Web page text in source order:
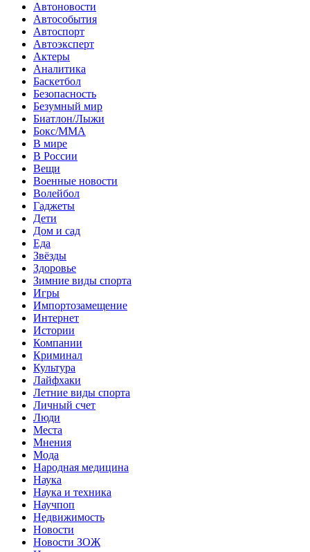
Автоновости
Автособытия
Автоспорт
Автоэксперт
Актеры
Аналитика
Баскетбол
Безопасность
Безумный мир
Биатлон/Лыжи
Бокс/MMA
В мире
В России
Вещи
Военные новости
Волейбол
Гаджеты
Дети
Дом и сад
Еда
Звёзды
Здоровье
Зимние виды спорта
Игры
Импортозамещение
Интернет
Истории
Компании
Криминал
Культура
Лайфхаки
Летние виды спорта
Личный счет
Люди
Места
Мнения
Мода
Народная медицина
Наука
Наука и техника
Научпоп
Недвижимость
Новости
Новости ЗОЖ